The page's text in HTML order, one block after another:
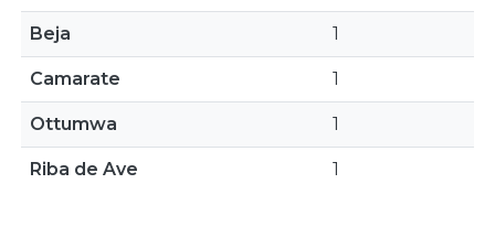
Beja 1
Camarate 1
Ottumwa 1
Riba de Ave 1